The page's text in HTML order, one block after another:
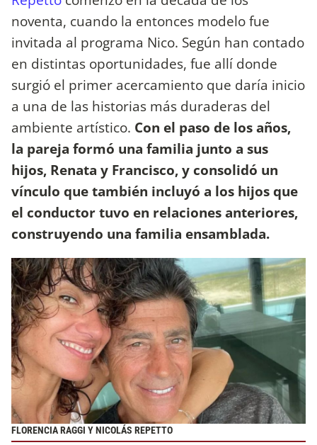
noventa, cuando la entonces modelo fue
invitada al programa Nico. Según han contado
en distintas oportunidades, fue allí donde
surgió el primer acercamiento que daría inicio
a una de las historias más duraderas del
ambiente artístico. Con el paso de los años,
la pareja formó una familia junto a sus
hijos, Renata y Francisco, y consolidó un
vínculo que también incluyó a los hijos que
el conductor tuvo en relaciones anteriores,
construyendo una familia ensamblada.
FLORENCIA RAGGI Y NICOLÁS REPETTO